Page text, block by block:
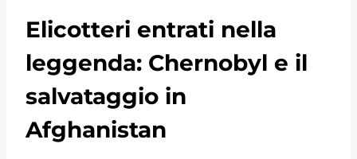
Elicotteri entrati nella
leggenda: Chernobyl e il
salvataggio in
Afghanistan